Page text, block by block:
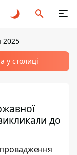
2025
у столиці
до